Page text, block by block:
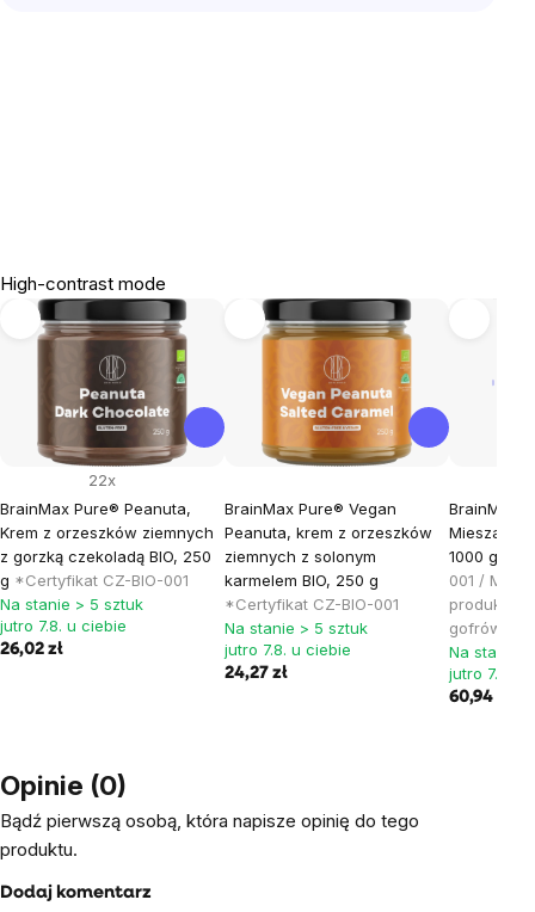
High-contrast mode
BrainMax Pure® Peanuta,
Krem z orzeszków ziemnych
z gorzką czekoladą BIO, 250
g *Certyfikat CZ-BIO-001
22x
Na stanie > 5 sztuk
jutro 7.8. u ciebie
26,02 zł
BrainMax Pure® Vegan
Peanuta, krem z orzeszków
ziemnych z solonym
karmelem BIO, 250 g
*Certyfikat CZ-BIO-001
Na stanie > 5 sztuk
jutro 7.8. u ciebie
24,27 zł
BrainMax
Mieszanka
1000 g
001 /
produkcji
gofrów
Na stanie
jutro 7.8. u
60,94 zł
Opinie (0)
Bądź pierwszą osobą, która napisze opinię do tego
produktu.
Dodaj komentarz